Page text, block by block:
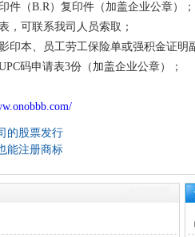
件（B.R）复印件（加盖企业公章）；
，可联系我司人员索取；
印本、员工劳工保险单或强积金证明
码申请表3份（加盖企业公章）；
的股票发行
能注册商标